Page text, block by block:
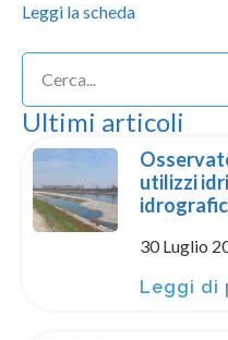
Leggi la scheda
Ultimi articoli
utilizzi
30 Luglio
Leggi di